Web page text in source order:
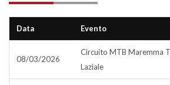
Data Evento
08/03/2026
Circuito MTB Maremma
Laziale